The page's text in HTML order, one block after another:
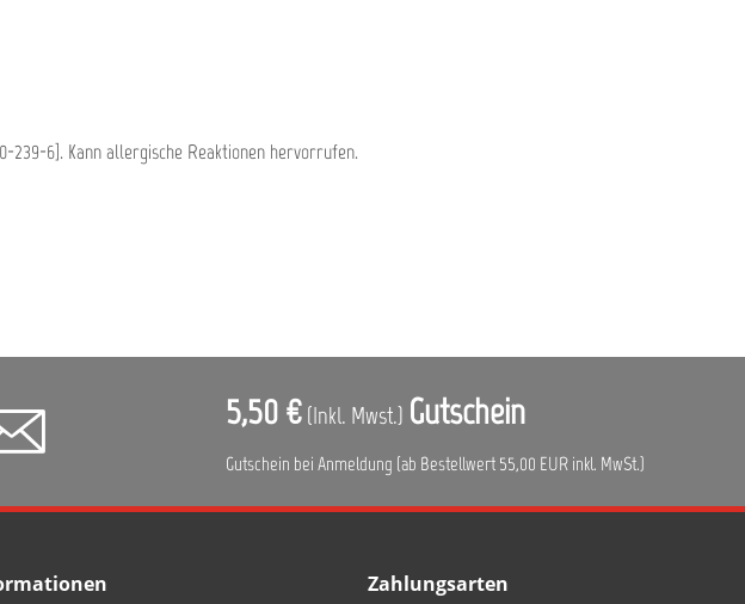
6]. Kann allergische Reaktionen hervorrufen.
5,50 € (Inkl. Mwst.) Gutschein
Gutschein bei Anmeldung (ab Bestellwert 55,00 EUR inkl. MwSt.)
Zahlungsarten